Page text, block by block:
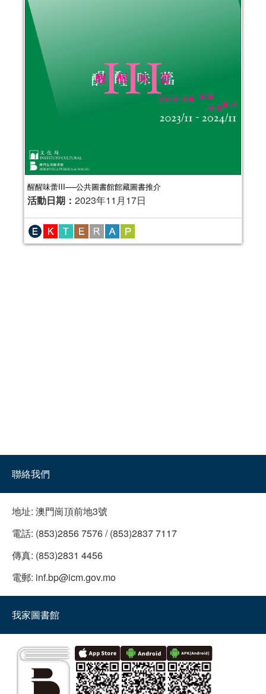
醒醒味蕾III──公共圖書館館藏圖書推介
活動日期： 2023年11月17日
“品讀灣區”9+2城市閱讀之旅──推薦館藏書展
活動日期：2021年12月15日